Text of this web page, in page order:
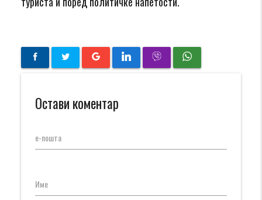
Остави коментар
е-пошта
Име